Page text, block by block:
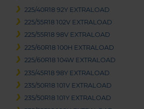
225/40R18 92Y EXTRALOAD
225/55R18 102V EXTRALOAD
225/55R18 98V EXTRALOAD
225/60R18 100H EXTRALOAD
225/60R18 104W EXTRALOAD
235/45R18 98Y EXTRALOAD
235/50R18 101V EXTRALOAD
235/50R18 101Y EXTRALOAD